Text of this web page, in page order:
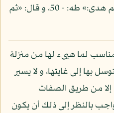
قال: «أعطى كل شيء خلقه ثم هدى:» طه: - 50، و قال: «ثم
لما هيىء لها من منزلة
بها إلى غايتها، و لا يسير
إلا من طريق الصفات
بالنظر إلى ذلك أن يكون